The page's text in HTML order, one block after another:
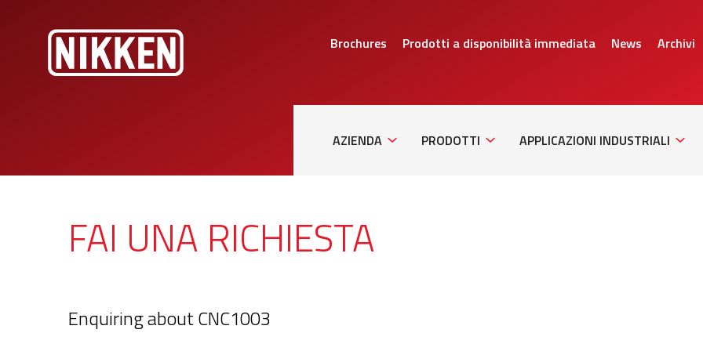
Brochures Prodotti a disponibilità immediata News Archivi
AZIENDANavigationPRODOTTI NavigationAPPLICAZIONI INDUSTRIALI
FAI UNA RICHIESTA
Enquiring about CNC1003